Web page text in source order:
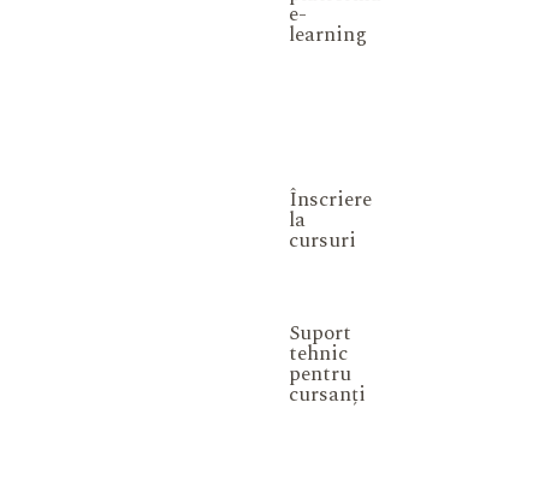
e-
learning
Înscriere
la
cursuri
Suport
tehnic
pentru
cursanți